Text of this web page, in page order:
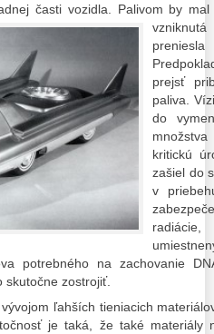
časti vozidla. Palivom by
prejsť
paliva.
do
kritickú
zašiel do
v
potrebného na zachovanie
skutočne zostrojiť.
ľahších tieniacich
je taká, že také materiály